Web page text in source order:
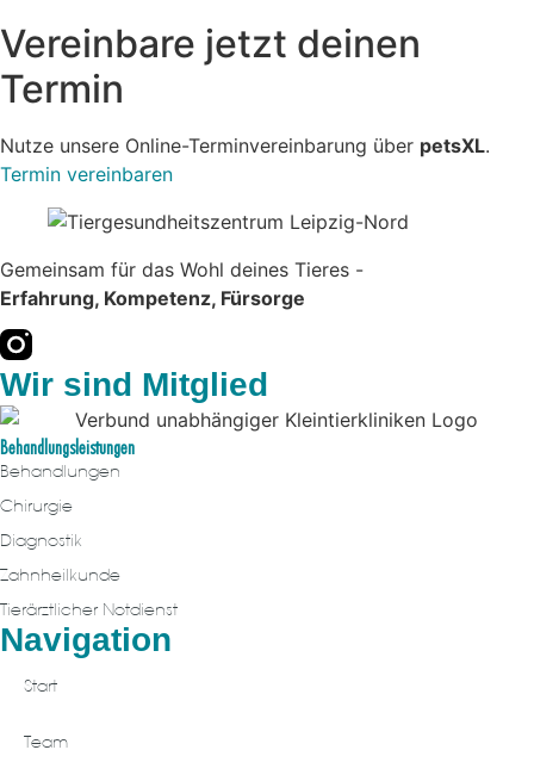
Vereinbare jetzt deinen
Termin
Nutze unsere Online-Terminvereinbarung über petsXL.
Termin vereinbaren
Gemeinsam für das Wohl deines Tieres -
Erfahrung, Kompetenz, Fürsorge
Wir sind Mitglied
Behandlungsleistungen
Behandlungen
Chirurgie
Diagnostik
Zahnheilkunde
Tierärztlicher Notdienst
Navigation
Start
Team